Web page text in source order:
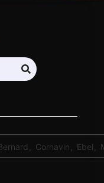
Cornavin Ebel